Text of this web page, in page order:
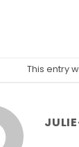
This entry